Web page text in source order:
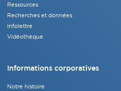
Ressources
Recherches et données
Infolettre
Vidéothèque
Informations corporatives
Notre histoire